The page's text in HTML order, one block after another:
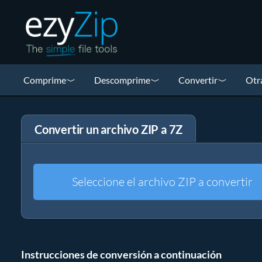
Comprime Descomprime Convertir
Convertir un archivo ZIP a 7Z
Seleccione el archivo ZIP a convertir
Instrucciones de conversión a continuación